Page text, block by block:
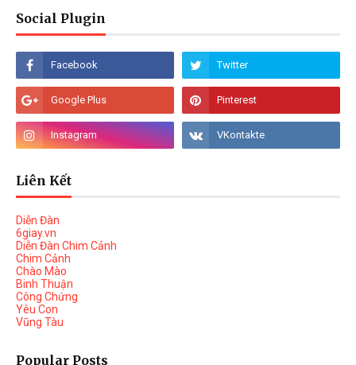
Social Plugin
Liên Kết
Diễn Đàn
6giay.vn
Diễn Đàn Chim Cảnh
Chim Cảnh
Chào Mào
Binh Thuận
Công Chứng
Yêu Con
Vũng Tàu
Popular Posts